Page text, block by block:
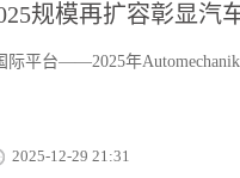
规模再扩容彰显汽
平台——2025年
2025-12-29 21:31